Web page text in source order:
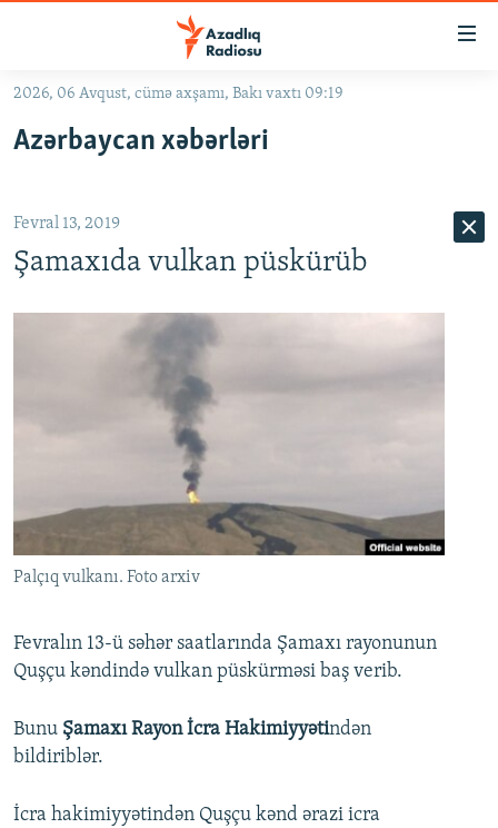
Əsas
qayıt
qayıt
Axtarışa
keçFƏRQƏ BAX
QANUNI DOĞRU
İNFOQRAFIKA
KARIKATURA
RADIO ARXIV
AZƏRBAYCAN ƏDƏBIYYATI KITABXANASI
İSLAM VƏ DEMOKRATIYA
MISSIYAMIZ
PEŞƏ ETIKASI VƏ JURNALISTIKA STANDARTLARIMIZ
AZADLIQRADIOSU MOBIL TELEFONUNUZDA
BIZIMLƏ ƏLAQƏ
XƏBƏR BÜLLETENLƏRIMIZ
BIZI IZLƏ
RFE/RL-in bütün saytları
2026, 06 Avqust, cümə axşamı, Bakı vaxtı 09:19
Azərbaycan xəbərləri
Fevral 13, 2019
Şamaxıda vulkan püskürüb
Palçıq vulkanı. Foto arxiv
Fevralın 13-ü səhər saatlarında Şamaxı rayonunun
Quşçu kəndində vulkan püskürməsi baş verib.
Bunu Şamaxı Rayon İcra Hakimiyyətindən
bildiriblər.
İcra hakimiyyətindən Quşçu kənd ərazi icra